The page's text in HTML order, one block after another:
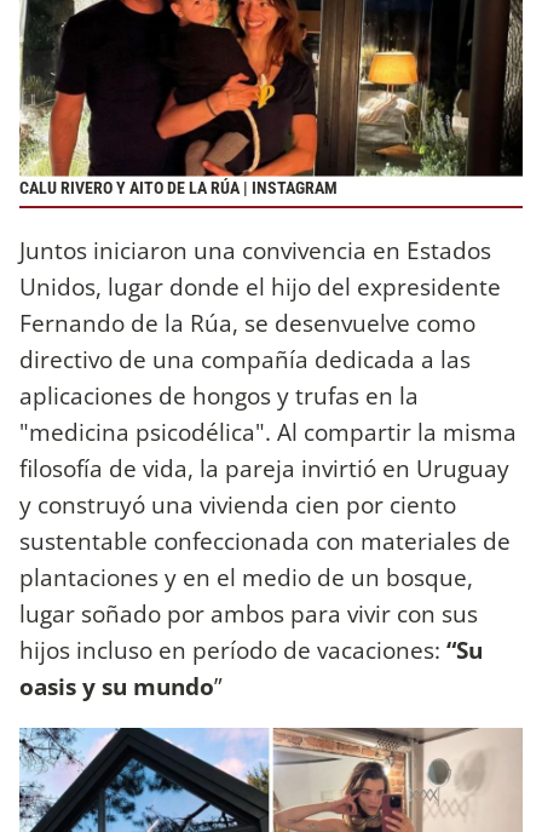
CALU RIVERO Y AITO DE LA RÚA | INSTAGRAM
Juntos iniciaron una convivencia en Estados
Unidos, lugar donde el hijo del expresidente
Fernando de la Rúa, se desenvuelve como
directivo de una compañía dedicada a las
aplicaciones de hongos y trufas en la
"medicina psicodélica". Al compartir la misma
filosofía de vida, la pareja invirtió en Uruguay
y construyó una vivienda cien por ciento
sustentable confeccionada con materiales de
plantaciones y en el medio de un bosque,
lugar soñado por ambos para vivir con sus
hijos incluso en período de vacaciones: “Su
oasis y su mundo”